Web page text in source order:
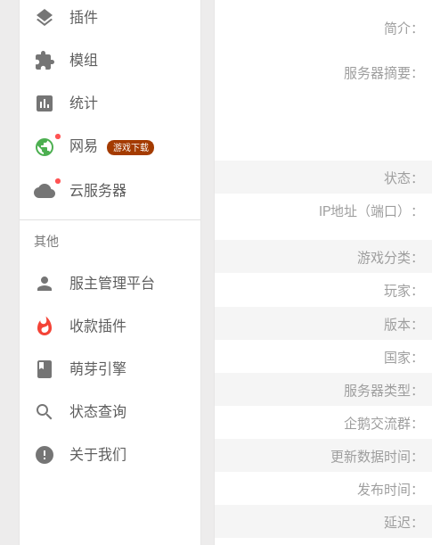
创造(9)
RPG(189)
小游戏(16)
神奇宝贝(26)
工业(9)
layers 插件
extension 模组
insert_chart 统计
public 网易 游戏下载
cloud 云服务器
其他
person 服主管理平台
whatshot 收款插件
class 萌芽引擎
search 状态查询
error 关于我们
简介：
服务器摘要：
状态：
IP地址（端口）：
游戏分类：
玩家：
版本：
国家：
服务器类型：
企鹅交流群：
更新数据时间：
发布时间：
延迟：